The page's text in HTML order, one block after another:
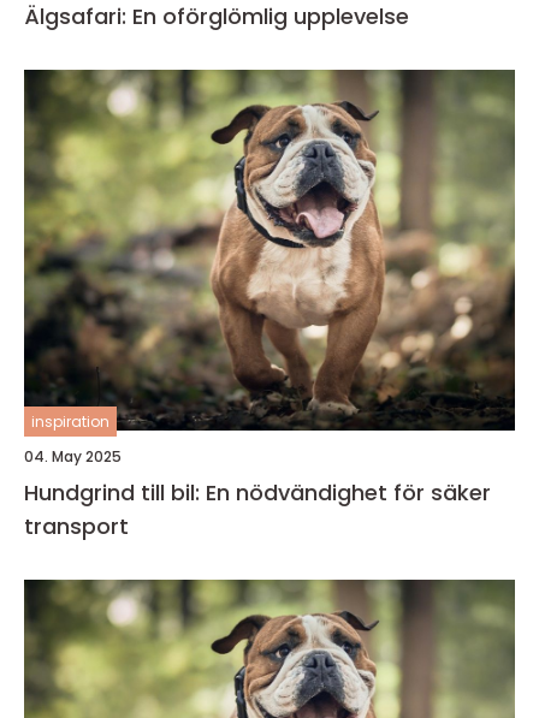
Älgsafari: En oförglömlig upplevelse
inspiration
04. May 2025
Hundgrind till bil: En nödvändighet för säker
transport